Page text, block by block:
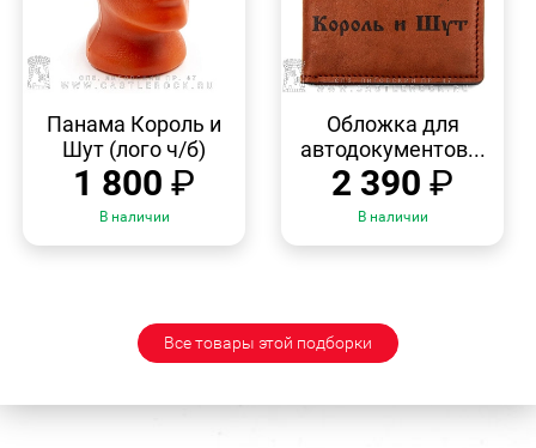
ПРОСМОТР
Панама Король и
Шут (лого ч/б)
1 800 ₽
В наличии
ПРОСМОТР
Обложка для
автодокументов...
2 390 ₽
В наличии
Все товары этой подборки